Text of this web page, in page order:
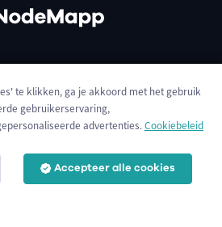
Cookies
te klikken, ga je akkoord met het gebruik
gebruikerservaring,
advertenties.Cookiebeleid
Accepteer alle cookies